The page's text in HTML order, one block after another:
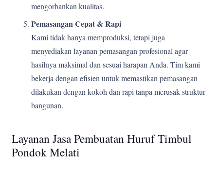
mengorbankan kualitas.
Pemasangan Cepat & Rapi
Kami tidak hanya memproduksi, tetapi juga
menyediakan layanan pemasangan profesional agar
hasilnya maksimal dan sesuai harapan Anda. Tim kami
bekerja dengan efisien untuk memastikan pemasangan
dilakukan dengan kokoh dan rapi tanpa merusak struktur
bangunan.
Layanan Jasa Pembuatan Huruf Timbul
Pondok Melati